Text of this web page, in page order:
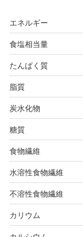
エネルギー
食塩相当量
たんぱく質
脂質
炭水化物
糖質
食物繊維
水溶性食物繊維
不溶性食物繊維
カリウム